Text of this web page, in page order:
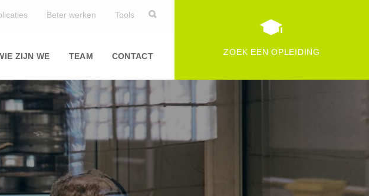
Beter werken Tools
ZIJN WE TEAM CONTACT ZOEK EEN OPLEIDING